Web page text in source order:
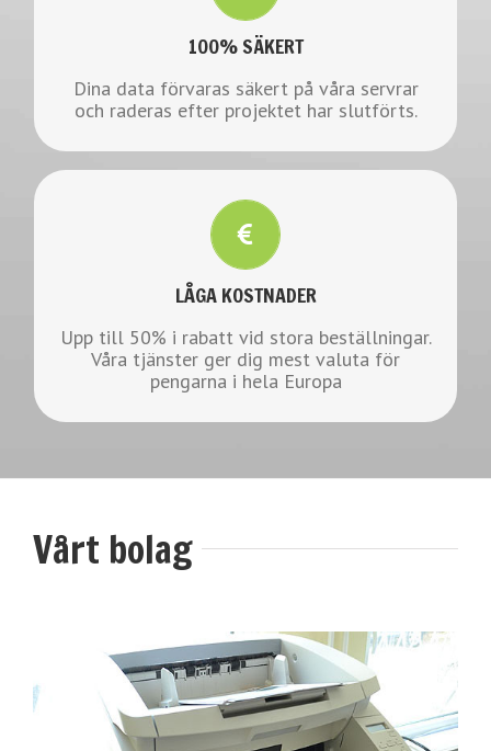
100% SÄKERT
Dina data förvaras säkert på våra servrar
och raderas efter projektet har slutförts.
Om du har några frågor om säkerhet så kontaktar du
oss för mer info.
KONTAKTA OSS
LÅGA KOSTNADER
Upp till 50% i rabatt vid stora beställningar.
Våra tjänster ger dig mest valuta för
pengarna i hela Europa
BERÄTTA FÖR OSS OM DITT PROJEKT
Så kan vi skicka dig ett skräddarsytt erbjudande.
KONTAKTA OSS
Vårt bolag